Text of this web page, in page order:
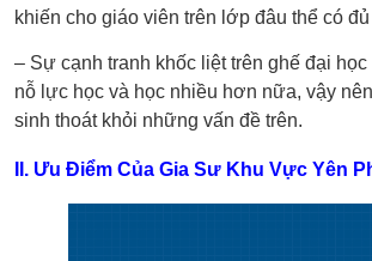
khiến cho giáo viên trên lớp đâu thể có
– Sự cạnh tranh khốc liệt trên ghế đại
nỗ lực học và học nhiều hơn nữa, vậy nên
sinh thoát khỏi những vấn đề trên.
II. Ưu Điểm Của Gia Sư Khu Vực Yên